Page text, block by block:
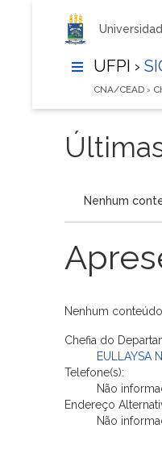
UFPI ›
CNA/CEAD ›
Nenhum
Nenhum
Chefia do
EULLAYSA
Telefone(s):
Não
Endereço
Não